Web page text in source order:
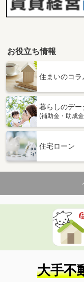
お役立ち情報
住まいのコラ
暮らしのデー
(補助金・助成
住宅ローン
大手不